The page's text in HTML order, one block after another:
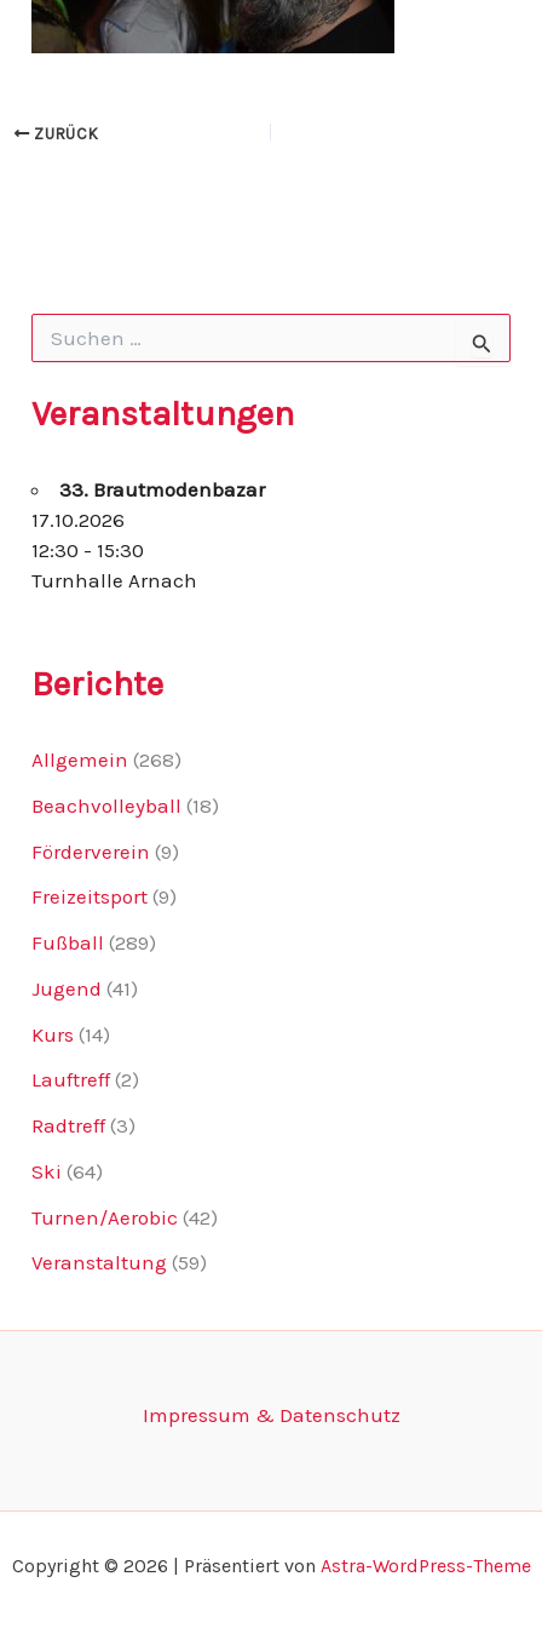
ZURÜCK
h
e
a
c
h
Veranstaltungen
33. Brautmodenbazar
17.10.2026
12:30 - 15:30
Turnhalle Arnach
Berichte
Allgemein (268)
Beachvolleyball (18)
Förderverein (9)
Freizeitsport (9)
Fußball (289)
Jugend (41)
Kurs (14)
Lauftreff(2)
Radtreff(3)
Ski (64)
Turnen/Aerobic (42)
Veranstaltung (59)
Impressum & Datenschutz
Copyright © 2026 | Präsentiert von Astra-WordPress-Theme